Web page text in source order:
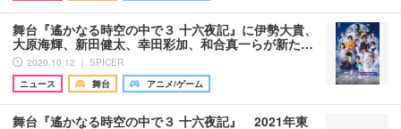
舞台『遙かなる時空の中で３ 十六夜記』に伊勢大貴、
大原海輝、新田健太、幸田彩加、和合真一らが新た…
2020.10.12 ｜ SPICER
ニュース
舞台 アニメ/ゲーム
舞台『遙かなる時空の中で３ 十六夜記』 2021年東